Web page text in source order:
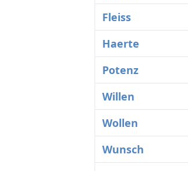
Fleiss
Haerte
Potenz
Willen
Wollen
Wunsch